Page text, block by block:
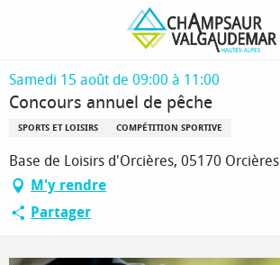
principal
Concours annuel de pêche
Samedi 15 août de 09:00 à 11:00
Concours annuel de pêche
SPORTS ET LOISIRS COMPÉTITION SPORTIVE
Base de Loisirs d'Orcières, 05170 Orcières
M'y rendre
Partager